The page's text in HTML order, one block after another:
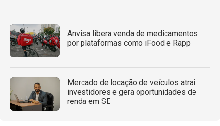
Anvisa libera venda de medicamentos
por plataformas como iFood e Rapp
Mercado de locação de veículos atrai
investidores e gera oportunidades de
renda em SE